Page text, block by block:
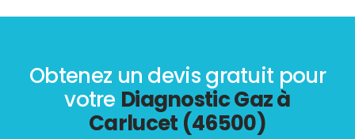
Obtenez un devis gratuit pour
votre Diagnostic Gaz à
Carlucet (46500)